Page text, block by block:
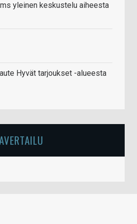
yleinen keskustelu aiheesta
Hyvät tarjoukset -alueesta